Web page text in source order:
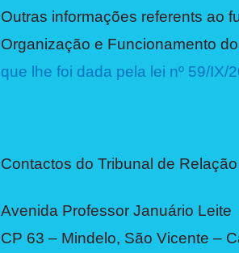
Outras informações referents ao
Organização e Funcionamento
que lhe foi dada pela lei nº 59/IX/
Contactos do Tribunal de
Avenida Professor Januário Leite
CP 63 – Mindelo, São Vicente –